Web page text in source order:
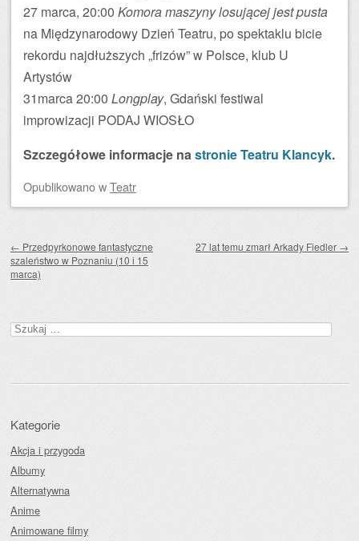
27 marca, 20:00 Komora maszyny losującej jest pusta
na Międzynarodowy Dzień Teatru, po spektaklu bicie
rekordu najdłuższych „frizów” w Polsce, klub U
Artystów
31marca 20:00 Longplay, Gdański festiwal
improwizacji PODAJ WIOSŁO
Szczegółowe informacje nastronie Teatru Klancyk.
OpublikowanowTeatr
← Przedpyrkonowe fantastyczne
szaleństwo w Poznaniu (10 i 15
marca)
27 lat temu zmarł Arkady Fiedler →
Szukaj:
Kategorie
Akcja i przygoda
Albumy
Alternatywna
Anime
Animowane filmy